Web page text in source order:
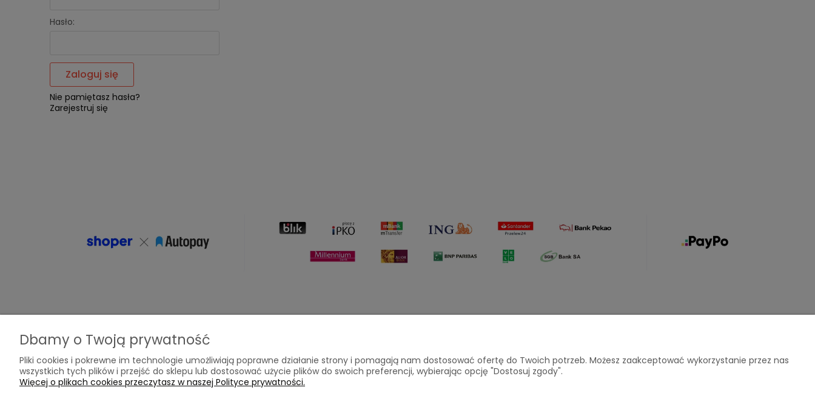
Hasło:
Zaloguj się
Nie pamiętasz hasła?
Zarejestruj się
Pomoc
Zwroty i reklamacje
Moje konto
Twoje zamówienia
Płatności i dostawa Informacje O nas
Dbamy o Twoją prywatność
Pliki cookies i pokrewne im technologie umożliwiają poprawne działanie strony i pomagają nam dostosować ofertę do Twoich potrzeb. Możesz zaakceptować wykorzystanie przez nas
wszystkich tych plików i przejść do sklepu lub dostosować użycie plików do swoich preferencji, wybierając opcję "Dostosuj zgody".
Więcej o plikach cookies przeczytasz w naszej Polityce prywatności.